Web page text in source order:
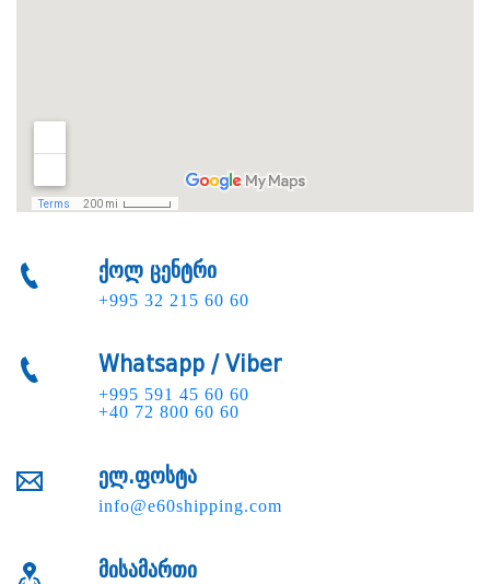
ქოლ ცენტრი
+995 32 215 60 60
Whatsapp / Viber
+995 591 45 60 60
+40 72 800 60 60
ელ.ფოსტა
info@e60shipping.com
მისამართი